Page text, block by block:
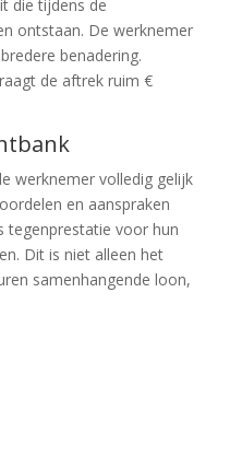
die tijdens de
ontstaan. De werknemer
benadering.
de aftrek ruim €
werknemer volledig gelijk
en aanspraken
tegenprestatie voor hun
Dit is niet alleen het
samenhangende loon,